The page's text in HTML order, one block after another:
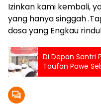
Izinkan kami kembali,
yang hanya singgah
dosa yang Engkau
Di Depan Santri
Taufan Pawe